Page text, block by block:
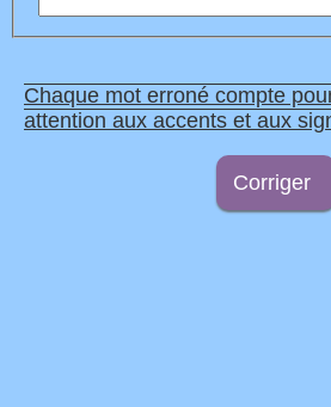
Chaque mot erroné compte
attention aux accents et aux